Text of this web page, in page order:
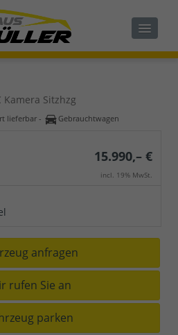
Kamera Sitzhzg
lieferbar Gebrauchtwagen
15.990,– €
incl. 19% MwSt.
anfragen
rufen Sie an
parken